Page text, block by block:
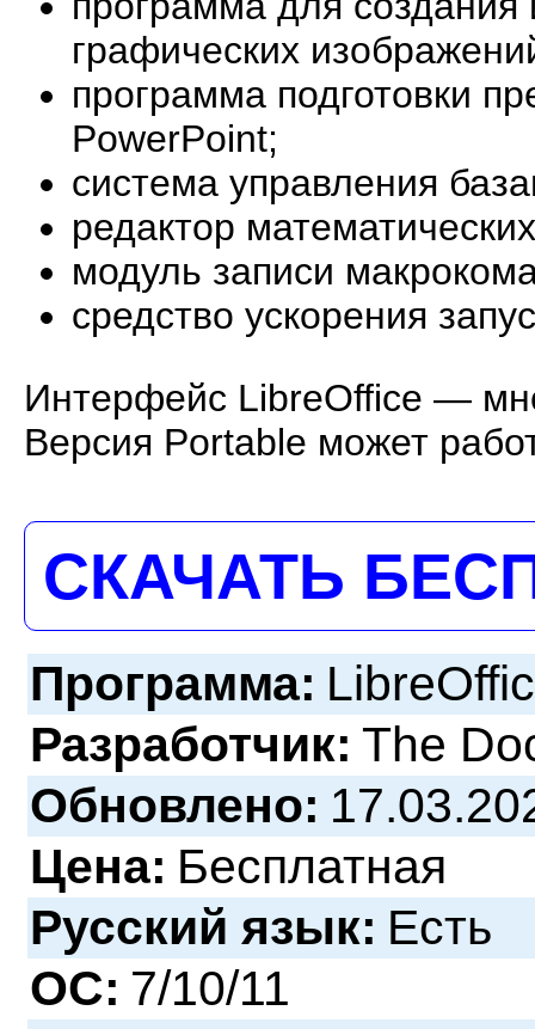
графических
программа подготовки
PowerPoint;
система управления
редактор
модуль записи
средство ускорения
Интерфейс LibreOffice —
Версия Portable может
СКАЧАТЬ
Программа:
Разработчик: The
Обновлено:
Цена: Бесплатная
Русский язык: Есть
ОС: 7/10/11